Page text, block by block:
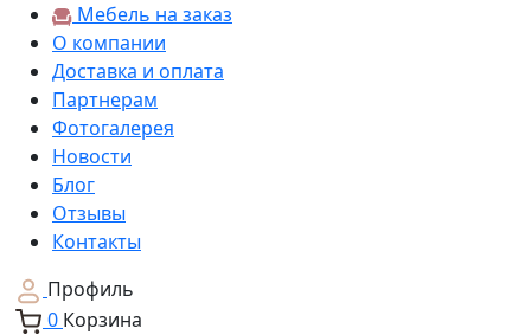
Мебель на заказ
О компании
Доставка и оплата
Партнерам
Фотогалерея
Новости
Блог
Отзывы
Контакты
Профиль
0 Корзина